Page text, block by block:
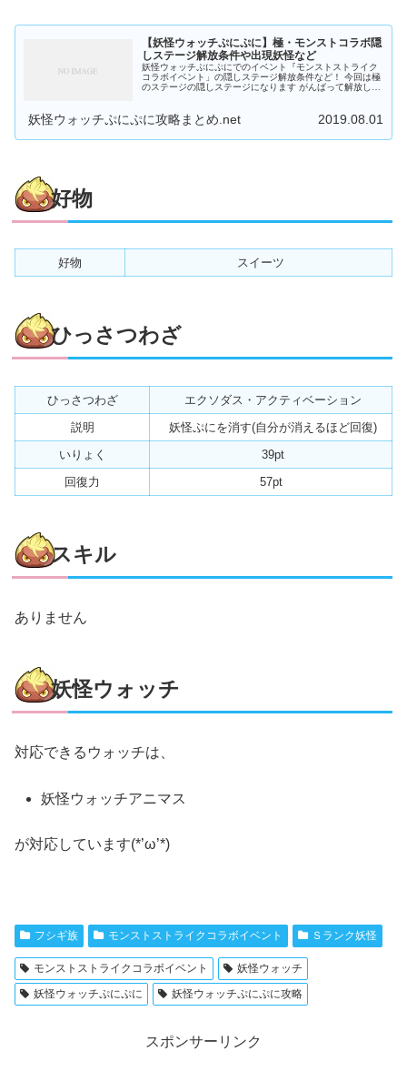
【妖怪ウォッチぷにぷに】極・モンストコラボ隠
しステージ解放条件や出現妖怪など
妖怪ウォッチぷにぷにでのイベント『モンストストライク
コラボイベント」の隠しステージ解放条件など！ 今回は極
のステージの隠しステージになります がんばって解放した
妖怪ウォッチぷにぷに攻略まとめ.net 2019.08.01
好物
好物 スイーツ
ひっさつわざ
ひっさつわざ
エクソダス・アクティベーション
説明
妖怪ぷにを消す(自分が消えるほど回復)
いりょく
39pt
回復力
57pt
スキル
ありません
妖怪ウォッチ
対応できるウォッチは、
妖怪ウォッチアニマス
が対応しています(*’ω’*)
フシギ族 モンストストライクコラボイベント Ｓランク妖怪
モンストストライクコラボイベント
妖怪ウォッチ
妖怪ウォッチぷにぷに
妖怪ウォッチぷにぷに攻略
スポンサーリンク